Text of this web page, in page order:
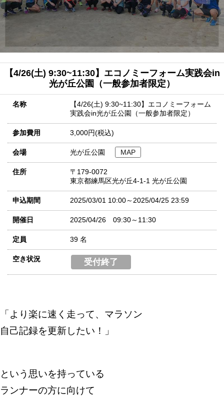
【4/26(土) 9:30~11:30】エコノミーフォーム実践会in
光が丘公園（一般参加者限定）
名称
【4/26(土) 9:30~11:30】エコノミーフォーム
実践会in光が丘公園（一般参加者限定）
参加費用 3,000円(税込)
会場 光が丘公園 MAP
住所
〒179-0072
東京都練馬区光が丘4-1-1 光が丘公園
申込期間 2025/03/01 10:00～2025/04/25 23:59
開催日 2025/04/26 09:30～11:30
定員 39 名
空き状況 受付終了
「より楽に速く走って、マラソン
自己記録を更新したい！」
という思いを持っている
ランナーの方に向けて